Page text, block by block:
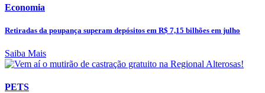
Economia
Retiradas da poupança superam depósitos em R$ 7,15 bilhões em julho
Saiba Mais
PETS